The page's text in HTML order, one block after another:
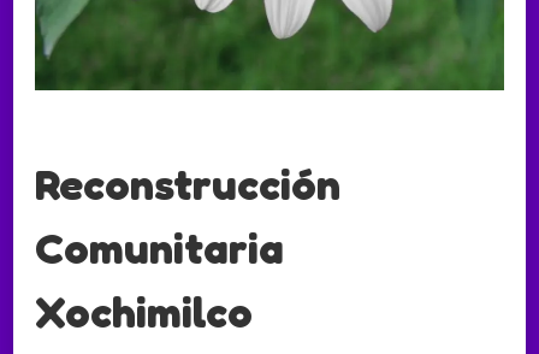
Reconstrucción
Comunitaria
Xochimilco